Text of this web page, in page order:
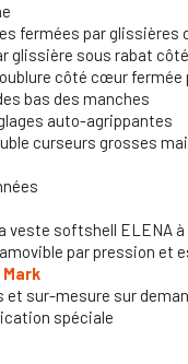
fermées par glissières
glissière sous rabat
côté cœur
bas des manches
auto-agrippantes
curseurs grosses
veste softshell ELENA à
par pression et
Mark
et sur-mesure sur
spéciale